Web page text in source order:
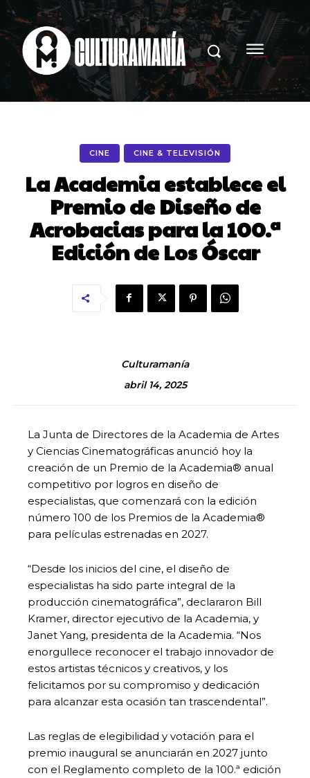
CINE CINE & TELEVISIÓN
La Academia establece el
Premio de Diseño de
Acrobacias para la 100.ª
Edición de Los Óscar
Culturamanía
abril 14, 2025
La Junta de Directores de la Academia de Artes
y Ciencias Cinematográficas anunció hoy la
creación de un Premio de la Academia® anual
competitivo por logros en diseño de
especialistas, que comenzará con la edición
número 100 de los Premios de la Academia®
para películas estrenadas en 2027.
“Desde los inicios del cine, el diseño de
especialistas ha sido parte integral de la
producción cinematográfica”, declararon Bill
Kramer, director ejecutivo de la Academia, y
Janet Yang, presidenta de la Academia. “Nos
enorgullece reconocer el trabajo innovador de
estos artistas técnicos y creativos, y los
felicitamos por su compromiso y dedicación
para alcanzar esta ocasión tan trascendental”.
Las reglas de elegibilidad y votación para el
premio inaugural se anunciarán en 2027 junto
con el Reglamento completo de la 100.ª edición